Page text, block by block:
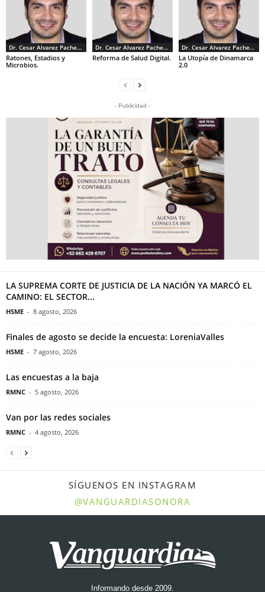
Dr. Cesar Alvarez Pacheco
Ratones, Estadios y
Microbios.
Dr. Cesar Alvarez Pacheco
Reforma de Salud Digital.
Dr. Cesar Alvarez Pacheco
La Utopía de Dinamarca
2.0
- Publicidad -
LA SUPREMA CORTE DE JUSTICIA DE LA NACIÓN YA MARCÓ EL
CAMINO: EL SECTOR...
HSME - 8 agosto, 2026
Finales de agosto se decide la encuesta: LoreniaValles
HSME - 7 agosto, 2026
Las encuestas a la baja
RMNC - 5 agosto, 2026
Van por las redes sociales
RMNC - 4 agosto, 2026
SÍGUENOS EN INSTAGRAM
@VANGUARDIASONORA
Informando desde 2009.